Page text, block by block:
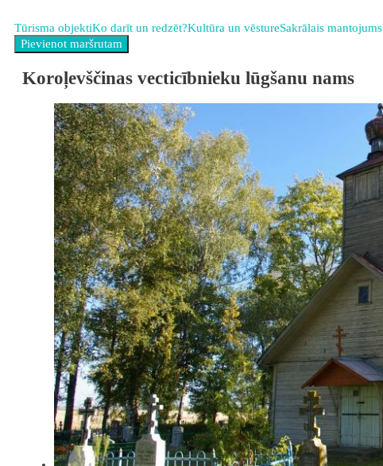
Tūrisma objektiKo darīt un redzēt?Kultūra un vēstureSakrālais mantojums
Koroļevščinas vecticībnieku lūgšanu nams